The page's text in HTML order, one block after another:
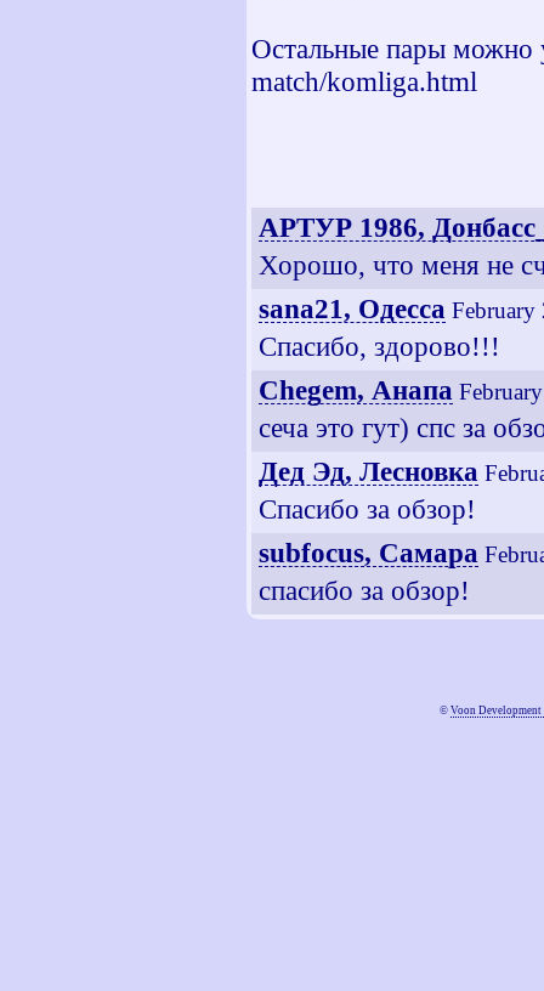
Остальные пары можно
match/komliga.html
АРТУР 1986,
Хорошо, что меня не
sana21, Одесса February
Спасибо, здорово!!!
Chegem, Анапа
сеча это гут) спс за
Дед Эд, Лесновка
Спасибо за обзор!
subfocus, Самара
спасибо за обзор!
© Voon Development